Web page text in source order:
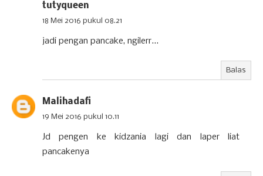
tutyqueen
18 Mei 2016 pukul 08.21
jadi pengan pancake, ngilerr...
Balas
Malihadafi
19 Mei 2016 pukul 10.11
Jd pengen ke kidzania lagi dan laper liat
pancakenya